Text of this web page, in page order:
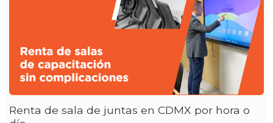
Renta de sala de juntas en CDMX por hora o